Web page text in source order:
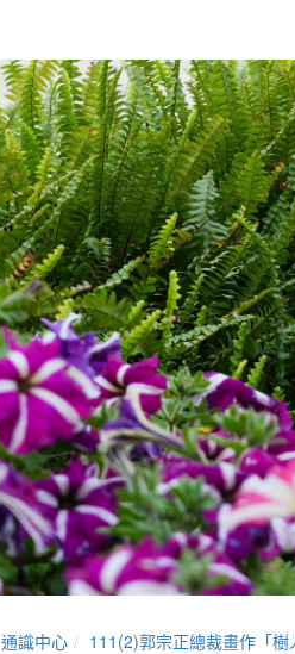
通識中心 111(2)郭宗正總裁畫作「